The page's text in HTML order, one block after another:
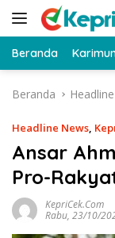
Langsung
Beranda
Beranda
Headline News,
Ansar
Pro-
KepriCek.com
Rabu, 23/10/